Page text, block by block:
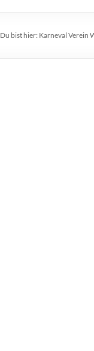
Du bist hier: Karneval Verein